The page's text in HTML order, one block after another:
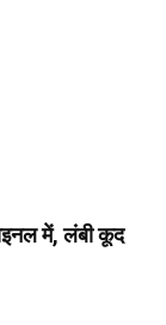
में, लंबी कूद